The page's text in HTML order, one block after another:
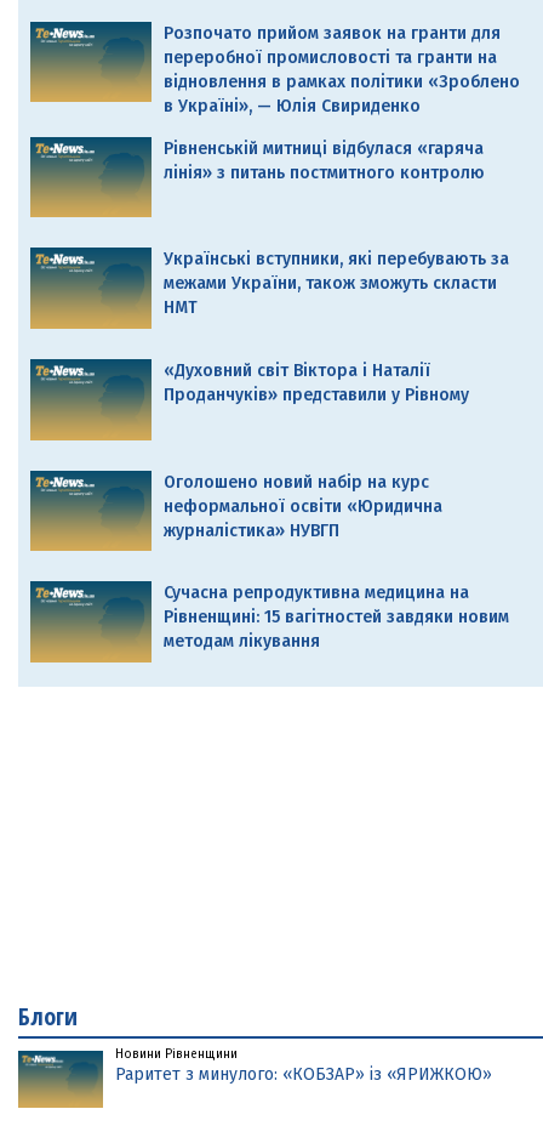
Розпочато прийом заявок на гранти для
переробної промисловості та гранти на
відновлення в рамках політики «Зроблено
в Україні», — Юлія Свириденко
Рівненській митниці відбулася «гаряча
лінія» з питань постмитного контролю
Українські вступники, які перебувають за
межами України, також зможуть скласти
НМТ
«Духовний світ Віктора і Наталії
Проданчуків» представили у Рівному
Оголошено новий набір на курс
неформальної освіти «Юридична
журналістика» НУВГП
Сучасна репродуктивна медицина на
Рівненщині: 15 вагітностей завдяки новим
методам лікування
Блоги
Новини Рівненщини
Раритет з минулого: «КОБЗАР» із «ЯРИЖКОЮ»